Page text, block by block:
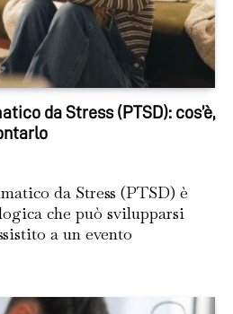
da Stress (PTSD): cos’è,
da Stress (PTSD) è
che può svilupparsi
a un evento